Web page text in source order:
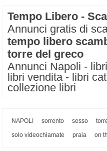
Tempo Libero -
Annunci gratis di
tempo libero
torre del greco
Annunci Napoli -
libri vendita - libri
collezione libri
NAPOLI sorrento sesso
solo videochiamate
praia on